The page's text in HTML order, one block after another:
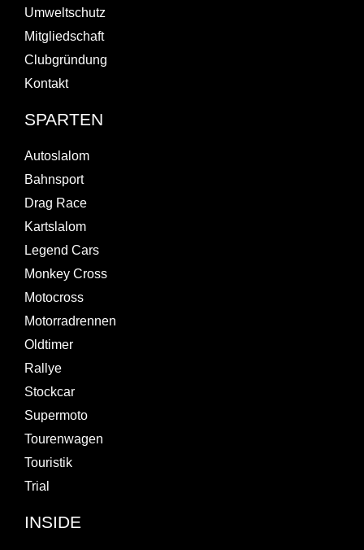
Umweltschutz
Mitgliedschaft
Clubgründung
Kontakt
SPARTEN
Autoslalom
Bahnsport
Drag Race
Kartslalom
Legend Cars
Monkey Cross
Motocross
Motorradrennen
Oldtimer
Rallye
Stockcar
Supermoto
Tourenwagen
Touristik
Trial
INSIDE